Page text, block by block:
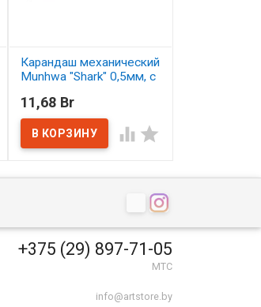
Карандаш механический
Munhwa "Shark" 0,5мм, с
В наличии
11,68 Br
 
+375 (29) 897-71-05
МТС
info@artstore.by